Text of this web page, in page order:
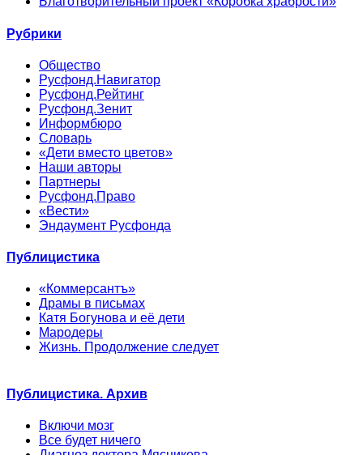
Рубрики
Общество
Русфонд.Навигатор
Русфонд.Рейтинг
Русфонд.Зенит
Информбюро
Словарь
«Дети вместо цветов»
Наши авторы
Партнеры
Русфонд.Право
«Вести»
Эндаумент Русфонда
Публицистика
«Коммерсантъ»
Драмы в письмах
Катя Богунова и её дети
Мародеры
Жизнь. Продолжение следует
Публицистика. Архив
Включи мозг
Все будет ничего